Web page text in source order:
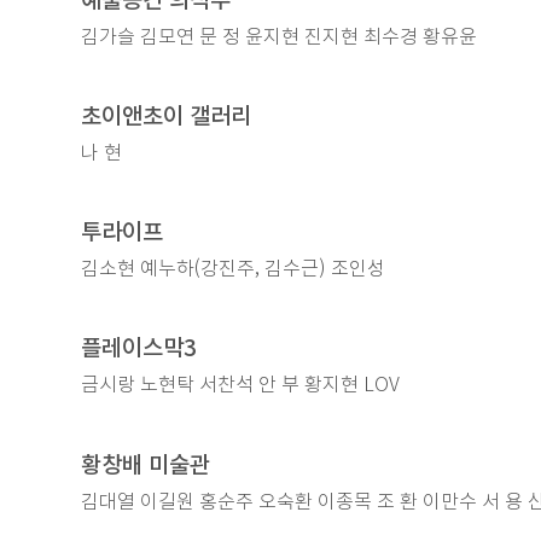
김가슬 김모연 문 정 윤지현 진지현 최수경 황유윤
초이앤초이 갤러리
나 현
투라이프
김소현 예누하(강진주, 김수근) 조인성
플레이스막3
금시랑 노현탁 서찬석 안 부 황지현 LOV
황창배 미술관
김대열 이길원 홍순주 오숙환 이종목 조 환 이만수 서 용